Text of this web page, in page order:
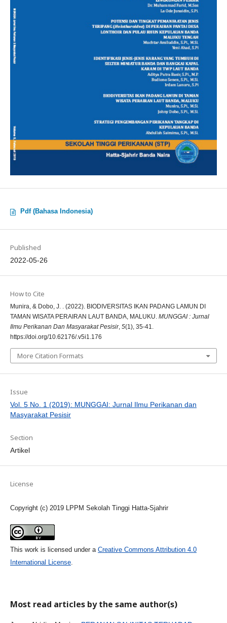
Pdf (Bahasa Indonesia)
Published
2022-05-26
How to Cite
Munira, & Dobo, J. . (2022). BIODIVERSITAS IKAN PADANG LAMUN DI
TAMAN WISATA PERAIRAN LAUT BANDA, MALUKU. MUNGGAI : Jurnal
Ilmu Perikanan Dan Masyarakat Pesisir, 5(1), 35-41.
https://doi.org/10.62176/.v5i1.176
More Citation Formats
Issue
Vol. 5 No. 1 (2019): MUNGGAI: Jurnal Ilmu Perikanan dan
Masyarakat Pesisir
Section
Artikel
License
Copyright (c) 2019 LPPM Sekolah Tinggi Hatta-Sjahrir
This work is licensed under a Creative Commons Attribution 4.0
International License
Most read articles by the same author(s)